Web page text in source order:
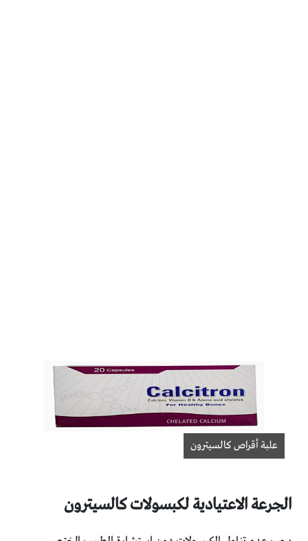
علبة أقراص كالسيترون
الجرعة الاعتيادية لكبسولات كالسيترون